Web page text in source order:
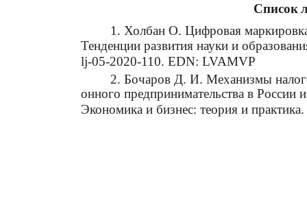
Список
1. Холбан О. Цифровая
Тенденции развития науки и
lj-05-2020-110. EDN: LVAMVP
2. Бочаров Д. И. Механизмы
онного предпринимательства в
Экономика и бизнес: теория и